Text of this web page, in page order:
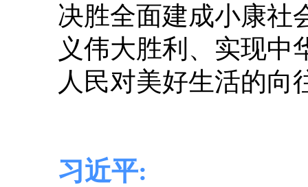
决胜全面建成小康社
义伟大胜利、实现中
人民对美好生活的向
习近平: